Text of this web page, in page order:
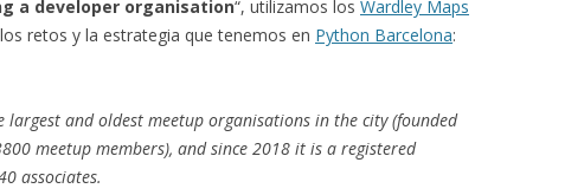
a developer organisation“, utilizamos los Wardley Maps
retos y la estrategia que tenemos en Python Barcelona:
largest and oldest meetup organisations in the city (founded
meetup members), and since 2018 it is a registered
associates.